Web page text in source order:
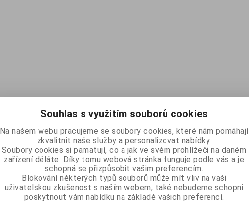
Souhlas s využitím souborů cookies
Na našem webu pracujeme se soubory cookies, které nám pomáhají
zkvalitnit naše služby a personalizovat nabídky.
Soubory cookies si pamatují, co a jak ve svém prohlížeči na daném
zařízení děláte. Díky tomu webová stránka funguje podle vás a je
schopná se přizpůsobit vašim preferencím.
Blokování některých typů souborů může mít vliv na vaši
uživatelskou zkušenost s naším webem, také nebudeme schopni
poskytnout vám nabídku na základě vašich preferencí.